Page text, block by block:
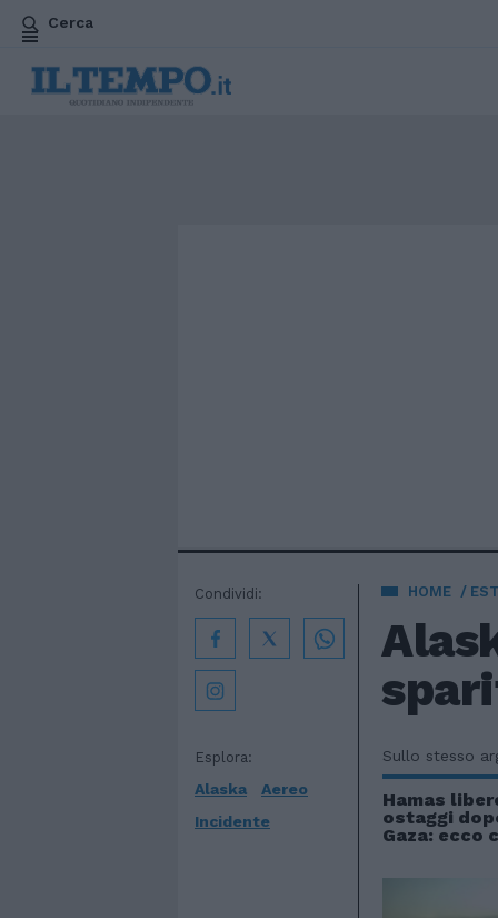
Cerca
HOME
Esplora:
Alaska
Aereo
Incidente
Condividi:
Sullo stesso
Hamas
ostaggi
Gaza: ecco